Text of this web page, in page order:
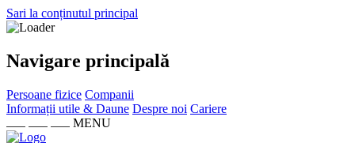
Sari la conținutul principal
Navigare principală
Persoane fizice Companii
Informații utile & Daune Despre noi Cariere
MENU